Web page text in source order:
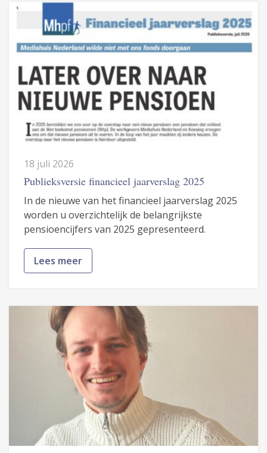
18 juli 2026
Publieksversie financieel jaarverslag 2025
In de nieuwe van het financieel jaarverslag 2025
worden u overzichtelijk de belangrijkste
pensioencijfers van 2025 gepresenteerd.
Lees meer